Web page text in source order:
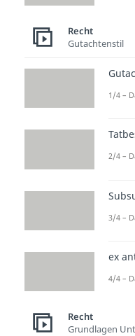
Ist
Dauer:
Dauer: 04:35
Dauer: 03:25
Recht
Gutachtenstil
1/4 –
2/4 –
3/4 –
ex
4/4 –
Recht
Grundlagen